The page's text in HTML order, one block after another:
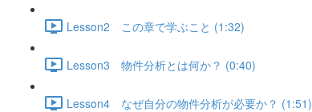
Lesson2 この章で学ぶこと (1:32)
Lesson3 物件分析とは何か？ (0:40)
Lesson4 なぜ自分の物件分析が必要か？ (1:51)